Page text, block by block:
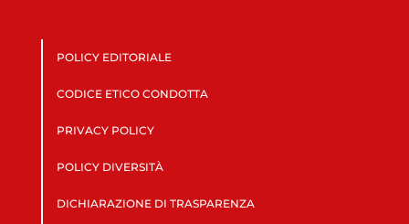
POLICY EDITORIALE
CODICE ETICO CONDOTTA
PRIVACY POLICY
POLICY DIVERSITÀ
DICHIARAZIONE DI TRASPARENZA